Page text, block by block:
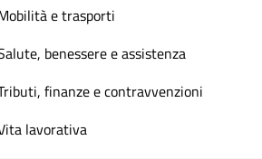
e trasporti
benessere e assistenza
finanze e contravvenzioni
lavorativa